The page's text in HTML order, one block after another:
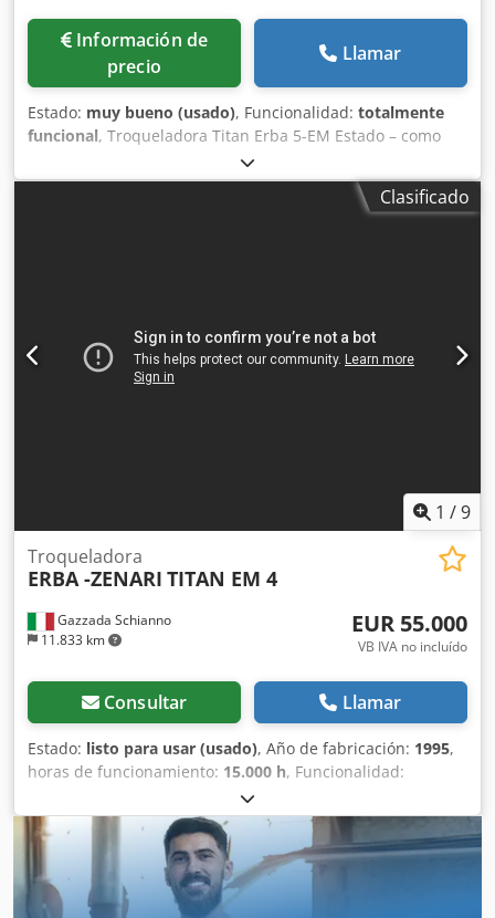
Información de
precio
Llamar
Estado: muy bueno (usado), Funcionalidad: totalmente
funcional, Troqueladora Titan Erba 5-EM Estado – como
nueva La máquina fue fabricada en 1977. Revisión general
completa realizada en 2007 en Alemania por la empresa
Broth. * Formato máximo de hoja: 1600 × 1000 mm *Clasificado
1 /9
Gazzada Schianno
11.833 km
Troqueladora
ERBA -ZENARI TITAN EM 4
EUR 55.000
VB IVA no incluído
Consultar Llamar
Estado: listo para usar (usado), Año de fabricación: 1995,
horas de funcionamiento: 15.000 h, Funcionalidad:
, anchura de trabajo:
de corriente de entrada:trifásico, ancho total:5.000 mm,
longitud total:
5.500 mm, altura total:2.100 mm, peso
, tensión de entrada:380 V, Troqueladora
plana automática con alimentador de hojas, adecuada
para cartulina y cartón ondulado. La máquina está en